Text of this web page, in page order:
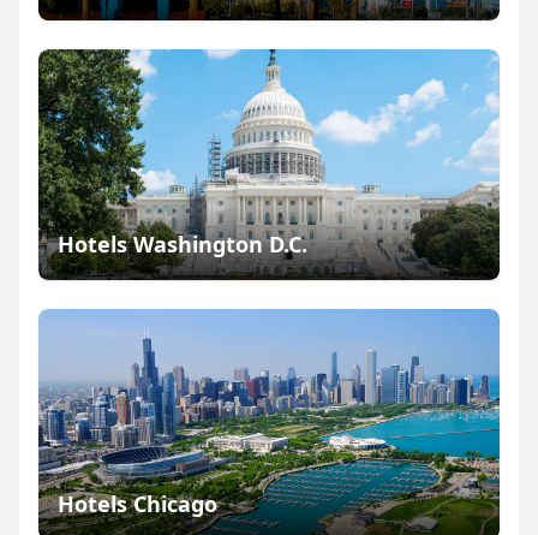
Hotels Washington D.C.
Hotels Chicago